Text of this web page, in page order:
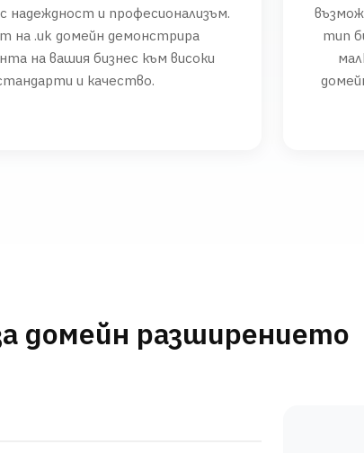
надеждност и професионализъм.
на .uk домейн демонстрира
на вашия бизнес към високи
и качество.
тип
домейн разширението